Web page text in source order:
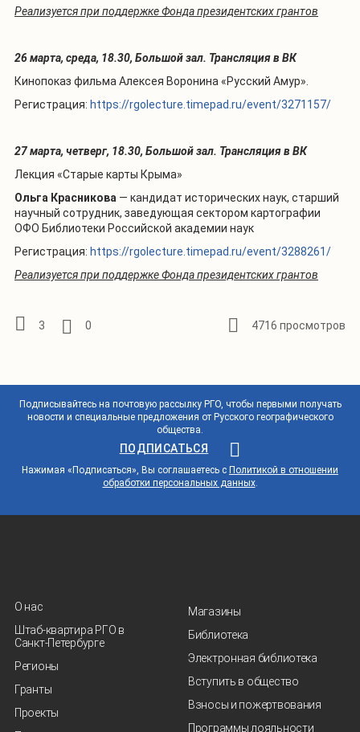
Реализуется при поддержке Фонда президентских грантов
26 марта, среда, 18.30, Большой зал. Трансляция в ВК
Кинопоказ фильма Алексея Воронина «Русский Амур».
Регистрация: https://rgolecture.timepad.ru/event/3271157/
27 марта, четверг, 18.30, Большой зал. Трансляция в ВК
Лекция «Старые карты Крыма»
Ольга Красникова — кандидат исторических наук, старший
научный сотрудник, заведующая сектором картографии
ОФО Библиотеки Российской академии наук
Регистрация: https://rgolecture.timepad.ru/event/3288261/
Реализуется при поддержке Фонда президентских грантов
3 0 4716 просмотров
Подписывайтесь на почтовую рассылку РГО, чтобы первыми получать
новости и специальные предложения от Русского географического
общества.
ПОДПИСАТЬСЯ
Нажимая «Подписаться», Вы соглашаетесь с Политикой в отношении
обработки персональных данных.
О нас
Штаб-квартира РГО в
Санкт‑Петербурге
Регионы
Гранты
Проекты
Магазины
Библиотека
Электронная библиотека
Вступить в общество
Взносы и пожертвования
Программы лояльности